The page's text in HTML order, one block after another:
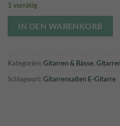
1 vorrätig
IN DEN WARENKORB
Kategorien: Gitarren & Bässe,
Schlagwort: Gitarrensaiten E-Gitarre